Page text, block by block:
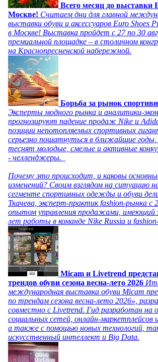
Всего месяц до выставки
Москве! Считаем дни для главной
выставки обуви и аксессуаров Euro Shoes
в Москве! Выставка пройдет с 27 по 30
премиальной площадке – в столичном
на Краснопресненской набережной.
Борьба за рынок
Эксперты модного рынка и аналитики-
прогнозируют падение продаж Nike и
позиции непотопляемых спортивных
серьезно пошатнуться в ближайшие годы,
теснят молодые, смелые и активные
- челленджеры.
Почему это происходит, и каковы
изменений? Своим взглядом на ситуацию
сегменте спортивных одежды и обуви
Ткачева, эксперт-практик fashion-рынка с
опытом управления продажами, имеющий
лет работы в команде Nike Russia и
Micam и Livetrend
трендов обуви сезона весна-лето 2026
международная выставка обуви Micam
по трендам сезона весна-лето 2026»,
совместно с Livetrend. Гид разработан на
социальных сетей, онлайн-маркетплейсов
а также с помощью новых технологий,
искусственный интеллект и Big Data.